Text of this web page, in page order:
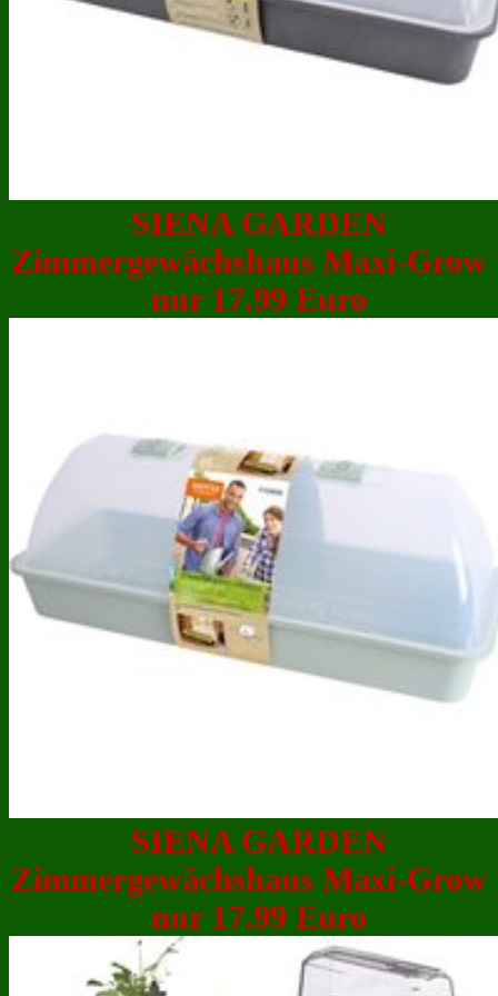
SIENA GARDEN
Zimmergewächshaus Maxi-Grow
nur 17.99 Euro
SIENA GARDEN
Zimmergewächshaus Maxi-Grow
nur 17.99 Euro